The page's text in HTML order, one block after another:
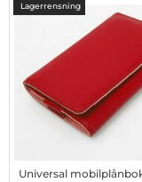
Lagerrensning
Universal